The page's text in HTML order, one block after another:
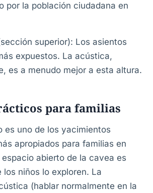
por la población ciudadana en
superior): Los asientos
expuestos. La acústica,
es a menudo mejor a esta altura.
para familias
es uno de los yacimientos
apropiados para familias en
abierto de la cavea es
los niños lo exploren. La
(hablar normalmente en la